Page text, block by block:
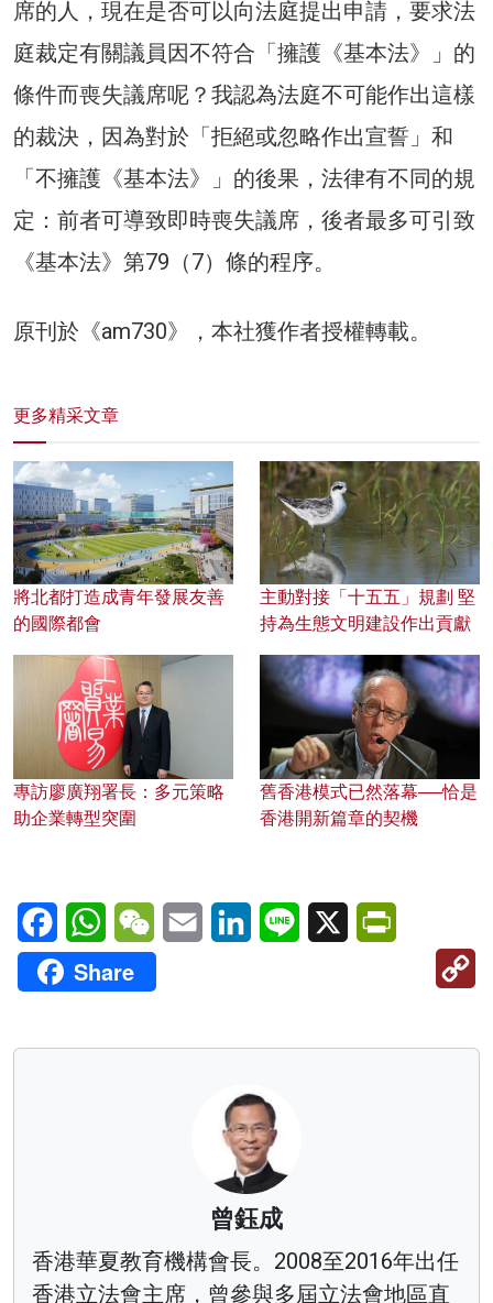
席的人，現在是否可以向法庭提出申請，要求法
庭裁定有關議員因不符合「擁護《基本法》」的
條件而喪失議席呢？我認為法庭不可能作出這樣
的裁決，因為對於「拒絕或忽略作出宣誓」和
「不擁護《基本法》」的後果，法律有不同的規
定：前者可導致即時喪失議席，後者最多可引致
《基本法》第79（7）條的程序。
原刊於《am730》，本社獲作者授權轉載。
更多精采文章
將北都打造成青年發展友善
的國際都會
主動對接「十五五」規劃 堅
持為生態文明建設作出貢獻
專訪廖廣翔署長：多元策略
助企業轉型突圍
舊香港模式已然落幕──恰是
香港開新篇章的契機
FacebookWhatsAppWeChatEmail LinkedInLine X
Share
曾鈺成
香港華夏教育機構會長。2008至2016年出任
香港立法會主席，曾參與多屆立法會地區直